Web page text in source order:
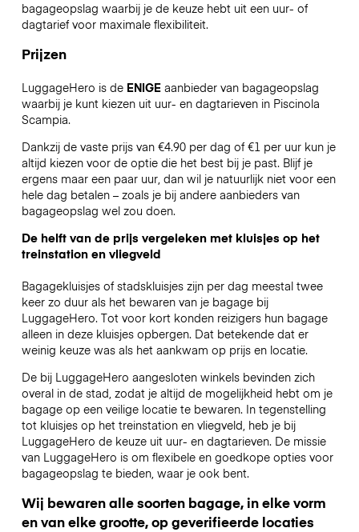
bagageopslag waarbij je de keuze hebt uit een uur- of
dagtarief voor maximale flexibiliteit.
Prijzen
LuggageHero is de ENIGEaanbieder van bagageopslag
waarbij je kunt kiezen uit uur- en dagtarieven in Piscinola
Scampia.
Dankzij de vaste prijs van €4.90 per dag of €1 per uur kun je
altijd kiezen voor de optie die het best bij je past. Blijf je
ergens maar een paar uur, dan wil je natuurlijk niet voor een
hele dag betalen – zoals je bij andere aanbieders van
bagageopslag wel zou doen.
De helft van de prijs vergeleken met kluisjes op het
treinstation en vliegveld
Bagagekluisjes of stadskluisjes zijn per dag meestal twee
keer zo duur als het bewaren van je bagage bij
LuggageHero. Tot voor kort konden reizigers hun bagage
alleen in deze kluisjes opbergen. Dat betekende dat er
weinig keuze was als het aankwam op prijs en locatie.
De bij LuggageHero aangesloten winkels bevinden zich
overal in de stad, zodat je altijd de mogelijkheid hebt om je
bagage op een veilige locatie te bewaren. In tegenstelling
tot kluisjes op het treinstation en vliegveld, heb je bij
LuggageHero de keuze uit uur- en dagtarieven. De missie
van LuggageHero is om flexibele en goedkope opties voor
bagageopslag te bieden, waar je ook bent.
Wij bewaren alle soorten bagage, in elke vorm
en van elke grootte, op geverifieerde locaties